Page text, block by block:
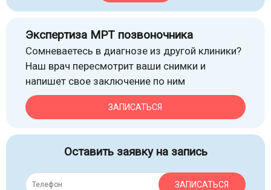
Экспертиза МРТ позвоночника
Сомневаетесь в диагнозе из другой клиники?
Наш врач пересмотрит ваши снимки и
напишет свое заключение по ним
ЗАПИСАТЬСЯ
Оставить заявку на запись
ЗАПИСАТЬСЯ